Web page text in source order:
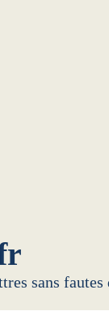
sans